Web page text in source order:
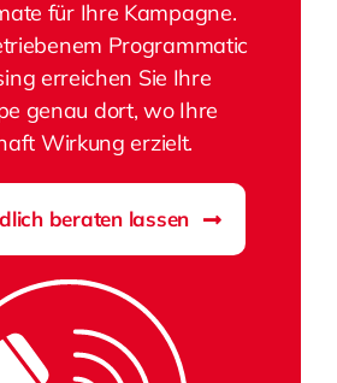
für Ihre Kampagne.
Programmatic
erreichen Sie Ihre
genau dort, wo Ihre
Wirkung erzielt.
beraten lassen